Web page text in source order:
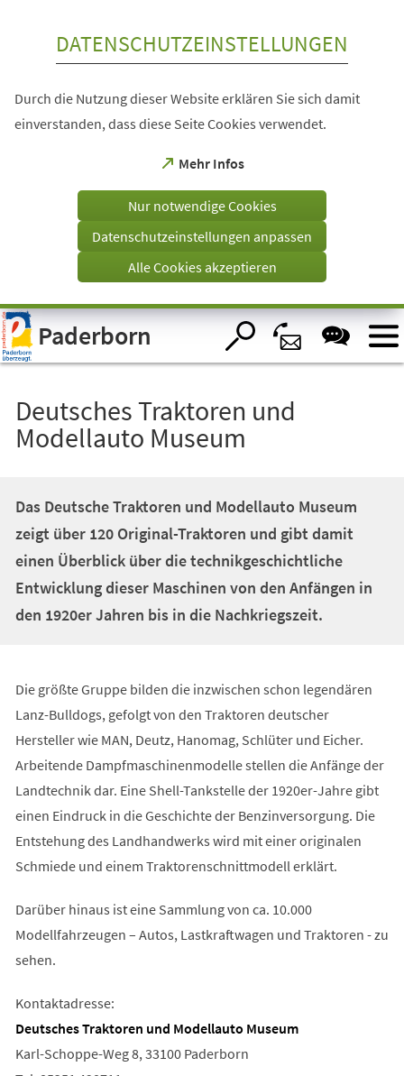
Visuelle
Assistenzsoftware
öffnen.
DATENSCHUTZEINSTELLUNGEN
Durch die Nutzung dieser Website erklären Sie sich damit
einverstanden, dass diese Seite Cookies verwendet.
Mehr Infos
(Öffnet
einem
Tab)
Nur notwendige Cookies
Datenschutzeinstellungen anpassen
Alle Cookies akzeptieren
Paderborn
Deutsches Traktoren und
Modellauto Museum
Das Deutsche Traktoren und Modellauto Museum
zeigt über 120 Original-Traktoren und gibt damit
einen Überblick über die technikgeschichtliche
Entwicklung dieser Maschinen von den Anfängen in
den 1920er Jahren bis in die Nachkriegszeit.
Die größte Gruppe bilden die inzwischen schon legendären
Lanz-Bulldogs, gefolgt von den Traktoren deutscher
Hersteller wie MAN, Deutz, Hanomag, Schlüter und Eicher.
Arbeitende Dampfmaschinenmodelle stellen die Anfänge der
Landtechnik dar. Eine Shell-Tankstelle der 1920er-Jahre gibt
einen Eindruck in die Geschichte der Benzinversorgung. Die
Entstehung des Landhandwerks wird mit einer originalen
Schmiede und einem Traktorenschnittmodell erklärt.
Darüber hinaus ist eine Sammlung von ca. 10.000
Modellfahrzeugen – Autos, Lastkraftwagen und Traktoren - zu
sehen.
Kontaktadresse:
Deutsches Traktoren und Modellauto Museum
Karl-Schoppe-Weg 8, 33100 Paderborn